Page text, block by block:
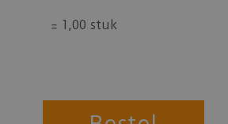
= 1,00 stuk